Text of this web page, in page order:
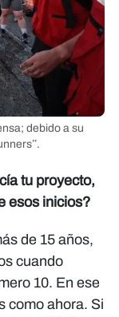
debido a su
tu proyecto,
esos inicios?
de 15 años,
cuando
10. En ese
como ahora. Si